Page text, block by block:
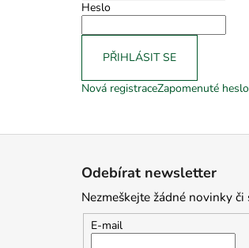
Heslo
PŘIHLÁSIT SE
Nová registraceZapomenuté heslo
Odebírat newsletter
Nezmeškejte žádné novinky či
E-mail